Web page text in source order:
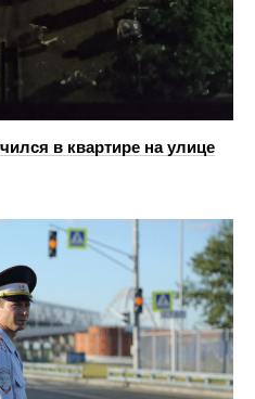
в квартире на улице